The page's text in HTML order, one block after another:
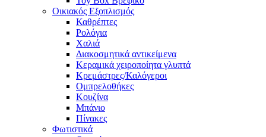
Οικιακός Εξοπλισμός
Καθρέπτες
Ρολόγια
Χαλιά
Διακοσμητικά αντικείμενα
Κεραμικά χειροποίητα γλυπτά
Κρεμάστρες/Καλόγεροι
Ομπρελοθήκες
Κουζίνα
Μπάνιο
Πίνακες
Φωτιστικά